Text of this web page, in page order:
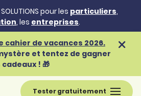
pour les particuliers,
, les entreprises.
cahier de vacances 2026.
et tentez de gagner
cadeaux ! 🎁
Tester gratuitement